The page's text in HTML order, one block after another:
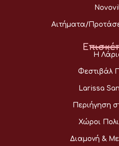
Αιτήματα/
Η
Φεστιβάλ
Larissa
Περιήγηση
Χώροι
Διαμονή &